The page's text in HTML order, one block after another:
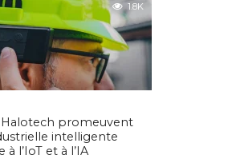
1.8K
Halotech promeuvent
intelligente
à l’IoT et à l’IA